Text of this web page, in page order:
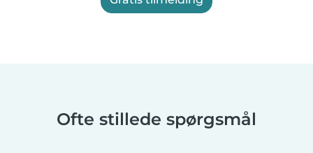
Ofte stillede spørgsmål